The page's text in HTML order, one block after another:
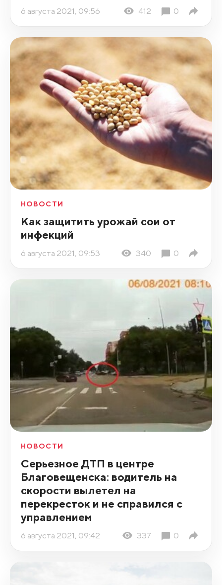
6 августа 2021, 09:56 412 0
НОВОСТИ
Как защитить урожай сои от
инфекций
6 августа 2021, 09:53 340 0
НОВОСТИ
Серьезное ДТП в центре
Благовещенска: водитель на
скорости вылетел на
перекресток и не справился с
управлением
6 августа 2021, 09:42 337 0